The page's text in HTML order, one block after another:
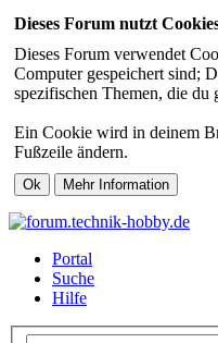
Dieses Forum nutzt
Dieses Forum verwendet
Computer gespeichert sind;
spezifischen Themen, die du
Ein Cookie wird in deinem
Fußzeile ändern.
Portal
Suche
Hilfe